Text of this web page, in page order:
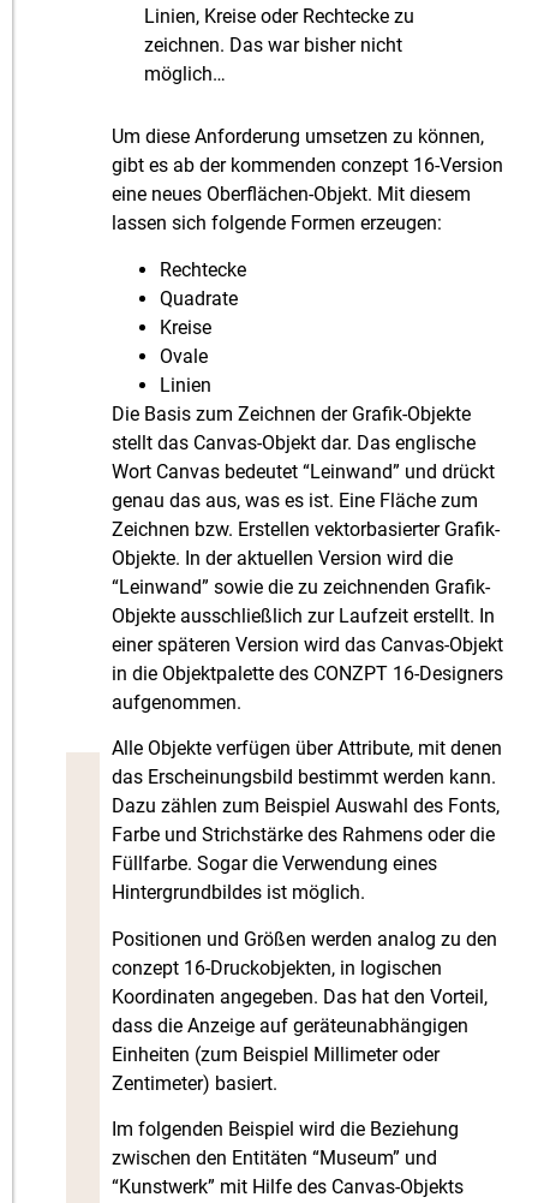
Linien, Kreise oder Rechtecke zu
zeichnen. Das war bisher nicht
möglich…
Um diese Anforderung umsetzen zu können,
gibt es ab der kommenden conzept 16-Version
eine neues Oberflächen-Objekt. Mit diesem
lassen sich folgende Formen erzeugen:
Rechtecke
Quadrate
Kreise
Ovale
Linien
Die Basis zum Zeichnen der Grafik-Objekte
stellt das Canvas-Objekt dar. Das englische
Wort Canvas bedeutet “Leinwand” und drückt
genau das aus, was es ist. Eine Fläche zum
Zeichnen bzw. Erstellen vektorbasierter Grafik-
Objekte. In der aktuellen Version wird die
“Leinwand” sowie die zu zeichnenden Grafik-
Objekte ausschließlich zur Laufzeit erstellt. In
einer späteren Version wird das Canvas-Objekt
in die Objektpalette des CONZPT 16-Designers
aufgenommen.
Alle Objekte verfügen über Attribute, mit denen
das Erscheinungsbild bestimmt werden kann.
Dazu zählen zum Beispiel Auswahl des Fonts,
Farbe und Strichstärke des Rahmens oder die
Füllfarbe. Sogar die Verwendung eines
Hintergrundbildes ist möglich.
Positionen und Größen werden analog zu den
conzept 16-Druckobjekten, in logischen
Koordinaten angegeben. Das hat den Vorteil,
dass die Anzeige auf geräteunabhängigen
Einheiten (zum Beispiel Millimeter oder
Zentimeter) basiert.
Im folgenden Beispiel wird die Beziehung
zwischen den Entitäten “Museum” und
“Kunstwerk” mit Hilfe des Canvas-Objekts